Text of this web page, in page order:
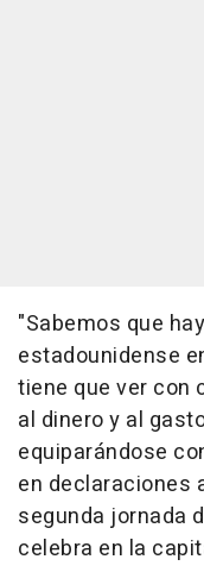
"Sabemos que
estadounidense
tiene que ver con
al dinero y al
equiparándose
en declaraciones
segunda jornada
celebra en la